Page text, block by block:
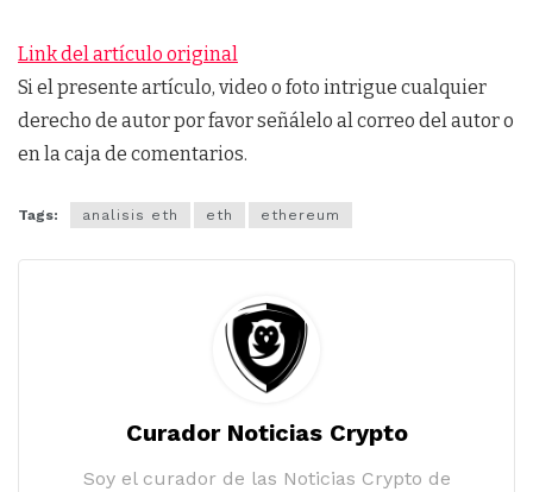
Link del artículo original
Si el presente artículo, video o foto intrigue cualquier
derecho de autor por favor señálelo al correo del autor o
en la caja de comentarios.
Tags: analisis eth eth ethereum
Curador Noticias Crypto
Soy el curador de las Noticias Crypto de